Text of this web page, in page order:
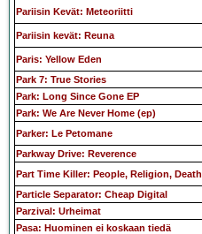
Pariisin Kevät: Meteoriitti
Pariisin kevät: Reuna
Paris: Yellow Eden
Park 7: True Stories
Park: Long Since Gone EP
Park: We Are Never Home (ep)
Parker: Le Petomane
Parkway Drive: Reverence
Part Time Killer: People, Religion, Death
Particle Separator: Cheap Digital
Parzival: Urheimat
Pasa: Huominen ei koskaan tiedä